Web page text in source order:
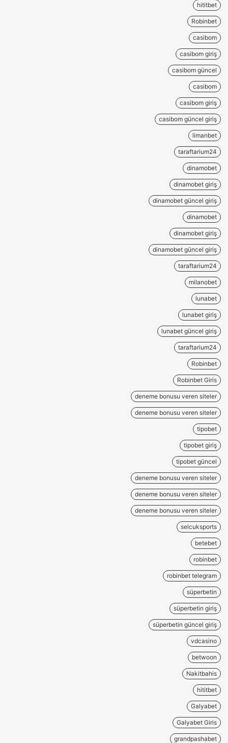
hititbet
Robinbet
casibom
casibom giriş
casibom güncel
casibom
casibom giriş
casibom güncel giriş
limanbet
taraftarium24
dinamobet
dinamobet giriş
dinamobet güncel giriş
dinamobet
dinamobet giriş
dinamobet güncel giriş
taraftarium24
milanobet
lunabet
lunabet giriş
lunabet güncel giriş
taraftarium24
Robinbet
Robinbet Giris
deneme bonusu veren siteler
deneme bonusu veren siteler
tipobet
tipobet giriş
tipobet güncel
deneme bonusu veren siteler
deneme bonusu veren siteler
deneme bonusu veren siteler
selcuksports
betebet
robinbet
robinbet telegram
süperbetin
süperbetin giriş
süperbetin güncel giriş
vdcasino
betwoon
Nakitbahis
hititbet
Galyabet
Galyabet Giris
grandpashabet